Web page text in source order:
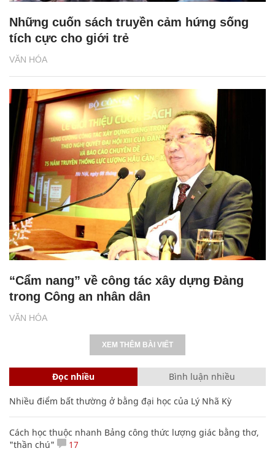
VĂN HÓA
Những cuốn sách truyền cảm hứng sống
tích cực cho giới trẻ
VĂN HÓA
“Cẩm nang” về công tác xây dựng Đảng
trong Công an nhân dân
XEM THÊM BÀI VIẾT
Đọc nhiều Bình luận nhiều
Nhiều điểm bất thường ở bằng đại học của Lý Nhã Kỳ
Cách học thuộc nhanh Bảng công thức lượng giác bằng thơ,
"thần chú"
17